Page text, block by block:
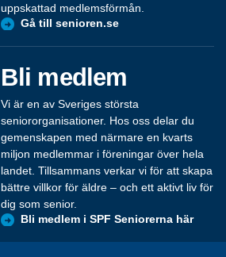
uppskattad medlemsförmån.
Gå till senioren.se
Bli medlem
Vi är en av Sveriges största
seniororganisationer. Hos oss delar du
gemenskapen med närmare en kvarts
miljon medlemmar i föreningar över hela
landet. Tillsammans verkar vi för att skapa
bättre villkor för äldre – och ett aktivt liv för
dig som senior.
Bli medlem i SPF Seniorerna här